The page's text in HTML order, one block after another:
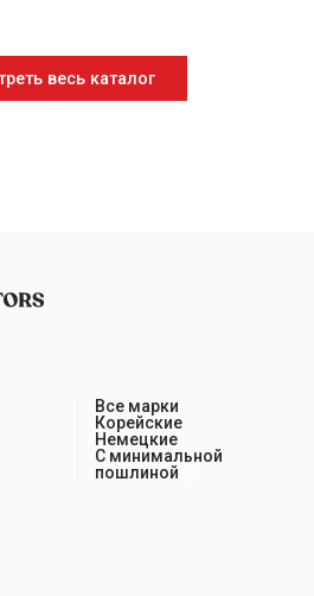
весь каталог
Все марки
Корейские
Немецкие
С минимальной
пошлиной